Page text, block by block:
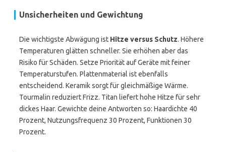
Unsicherheiten und Gewichtung
Die wichtigste Abwägung ist Hitze versus Schutz. Höhere
Temperaturen glätten schneller. Sie erhöhen aber das
Risiko für Schäden. Setze Priorität auf Geräte mit feiner
Temperaturstufen. Plattenmaterial ist ebenfalls
entscheidend. Keramik sorgt für gleichmäßige Wärme.
Tourmalin reduziert Frizz. Titan liefert hohe Hitze für sehr
dickes Haar. Gewichte deine Antworten so: Haardichte 40
Prozent, Nutzungsfrequenz 30 Prozent, Funktionen 30
Prozent.